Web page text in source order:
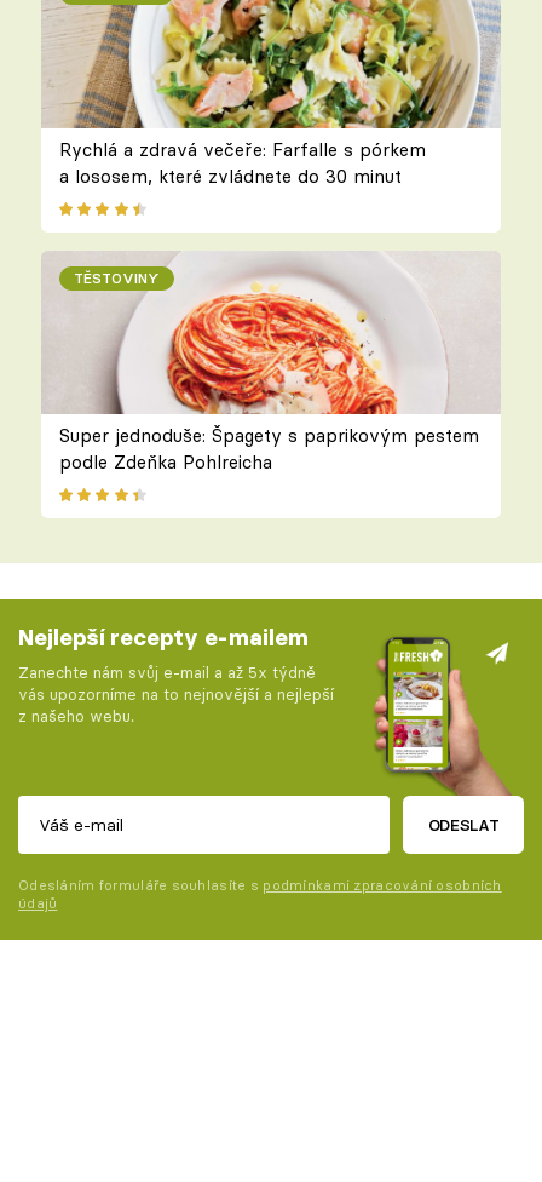
Rychlá a zdravá večeře: Farfalle s pórkem
a lososem, které zvládnete do 30 minut
TĚSTOVINY
Super jednoduše: Špagety s paprikovým pestem
podle Zdeňka Pohlreicha
Nejlepší recepty e-mailem
Zanechte nám svůj e-mail a až 5x týdně
vás upozorníme na to nejnovější a nejlepší
z našeho webu.
ODESLAT
Odesláním formuláře souhlasíte s podmínkami zpracování osobních
údajů